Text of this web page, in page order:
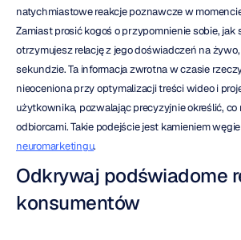
natychmiastowe reakcje poznawcze w
Zamiast prosić kogoś o przypomnienie sobie, jak
otrzymujesz relację z jego doświadczeń na
sekundzie. Ta informacja zwrotna w czasie
nieoceniona przy optymalizacji treści wideo i
użytkownika, pozwalając precyzyjnie określić, co
neuromarketingu.
Odkrywaj podświadome
konsumentów